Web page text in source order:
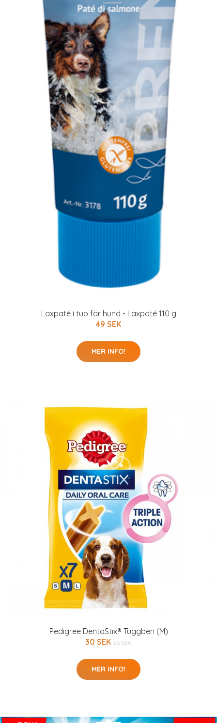
Laxpaté i tub för hund - Laxpaté 110 g
49 SEK
MER INFO!
Pedigree DentaStix® Tuggben (M)
30 SEK 36 SEK
MER INFO!